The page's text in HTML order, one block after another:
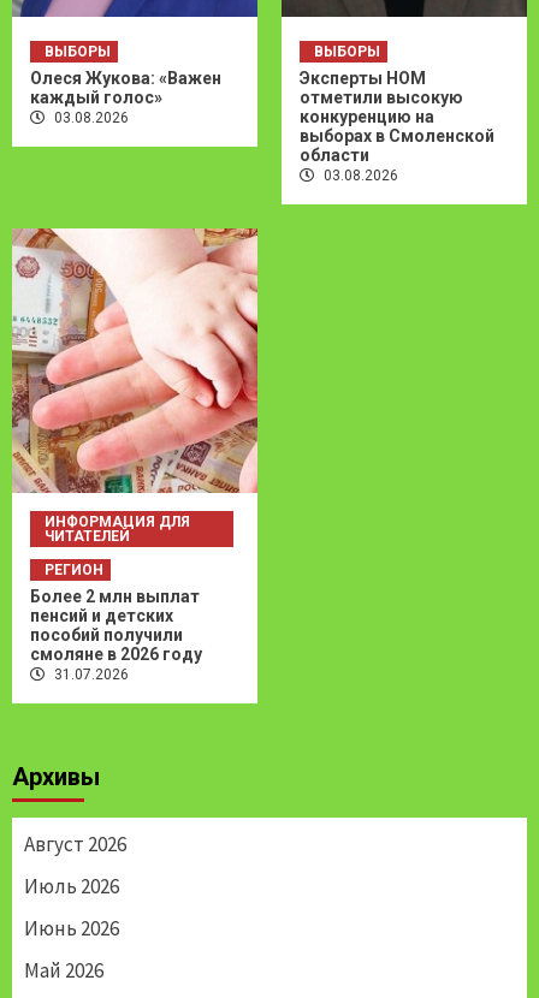
ВЫБОРЫ
Олеся Жукова: «Важен
каждый голос»
03.08.2026
ВЫБОРЫ
Эксперты НОМ
отметили высокую
конкуренцию на
выборах в Смоленской
области
03.08.2026
ИНФОРМАЦИЯ ДЛЯ
ЧИТАТЕЛЕЙ
РЕГИОН
Более 2 млн выплат
пенсий и детских
пособий получили
смоляне в 2026 году
31.07.2026
Архивы
Август 2026
Июль 2026
Июнь 2026
Май 2026